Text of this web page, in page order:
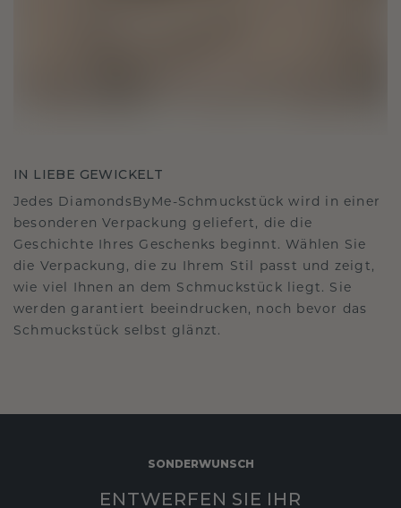
IN LIEBE GEWICKELT
Jedes DiamondsByMe-Schmuckstück wird in einer
besonderen Verpackung geliefert, die die
Geschichte Ihres Geschenks beginnt. Wählen Sie
die Verpackung, die zu Ihrem Stil passt und zeigt,
wie viel Ihnen an dem Schmuckstück liegt. Sie
werden garantiert beeindrucken, noch bevor das
Schmuckstück selbst glänzt.
SONDERWUNSCH
ENTWERFEN SIE IHR